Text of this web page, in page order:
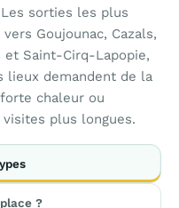
sorties les plus
Goujounac, Cazals,
et Saint-Cirq-Lapopie,
lieux demandent de la
chaleur ou
plus longues.
?